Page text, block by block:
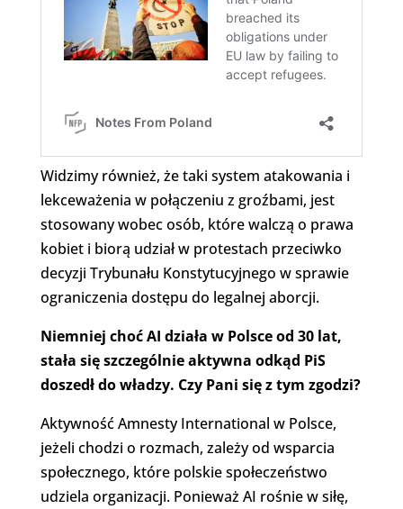
Widzimy również, że taki system atakowania i
lekceważenia w połączeniu z groźbami, jest
stosowany wobec osób, które walczą o prawa
kobiet i biorą udział w protestach przeciwko
decyzji Trybunału Konstytucyjnego w sprawie
ograniczenia dostępu do legalnej aborcji.
Niemniej choć AI działa w Polsce od 30 lat,
stała się szczególnie aktywna odkąd PiS
doszedł do władzy. Czy Pani się z tym zgodzi?
Aktywność Amnesty International w Polsce,
jeżeli chodzi o rozmach, zależy od wsparcia
społecznego, które polskie społeczeństwo
udziela organizacji. Ponieważ AI rośnie w siłę,